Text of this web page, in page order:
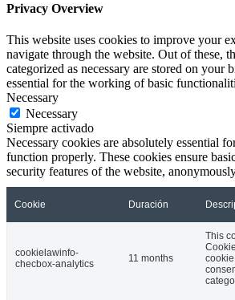
Privacy Overview
This website uses cookies to improve your
navigate through the website. Out of these,
categorized as necessary are stored on your
essential for the working of basic
Necessary
Necessary
Siempre activado
Necessary cookies are absolutely essential
function properly. These cookies ensure
security features of the website,
Cookie Duración
cookielawinfo-
checbox-analytics
11 months
This